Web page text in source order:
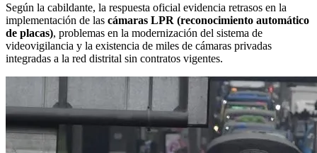
Según la cabildante, la respuesta oficial evidencia retrasos en la
implementación de las cámaras LPR (reconocimiento automático
de placas), problemas en la modernización del sistema de
videovigilancia y la existencia de miles de cámaras privadas
integradas a la red distrital sin contratos vigentes.